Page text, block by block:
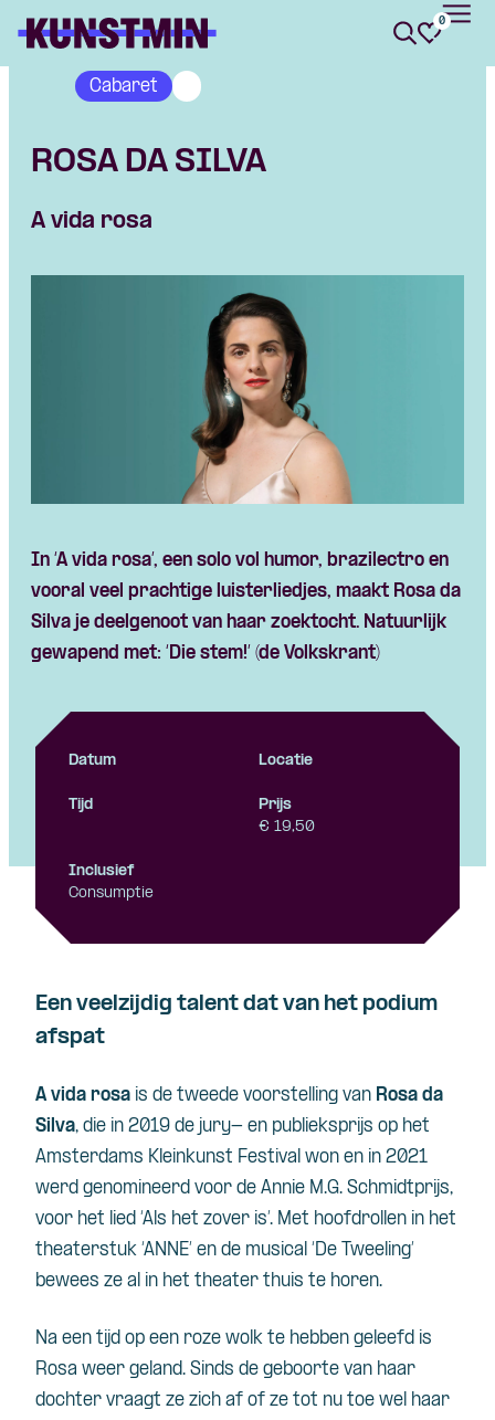
Skip navigatie
0
Cabaret
ROSA DA SILVA
A vida rosa
In ‘A vida rosa’, een solo vol humor, brazilectro en
vooral veel prachtige luisterliedjes, maakt Rosa da
Silva je deelgenoot van haar zoektocht. Natuurlijk
gewapend met: ‘Die stem!’ (de Volkskrant)
Datum Locatie
Tijd
Prijs
€ 19,50
Inclusief
Consumptie
Een veelzijdig talent dat van het podium
afspat
A vida rosa is de tweede voorstelling van Rosa da
Silva, die in 2019 de jury- en publieksprijs op het
Amsterdams Kleinkunst Festival won en in 2021
werd genomineerd voor de Annie M.G. Schmidtprijs,
voor het lied ‘Als het zover is’. Met hoofdrollen in het
theaterstuk ‘ANNE’ en de musical ‘De Tweeling’
bewees ze al in het theater thuis te horen.
Na een tijd op een roze wolk te hebben geleefd is
Rosa weer geland. Sinds de geboorte van haar
dochter vraagt ze zich af of ze tot nu toe wel haar